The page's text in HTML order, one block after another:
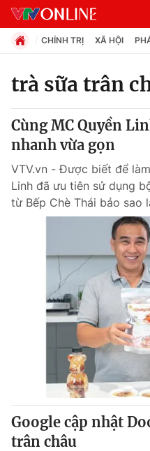
Chuyên mục
Chính trị
Xã hội
Pháp luật
Thế giới
Thế giới đó đây
Câu chuyện quốc tế
Góc doanh nghiệp
Dữ liệu và đời sống
Truyền hình
CHÍNH TRỊ XÃ HỘI
trà sữa trân
Cùng MC Quyền
nhanh vừa gọn
VTV.vn - Được biết để
Linh đã ưu tiên sử dụng
từ Bếp Chè Thái bảo sao
Google cập nhật
trân châu